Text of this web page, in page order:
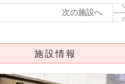
次の施設へ
施設情報